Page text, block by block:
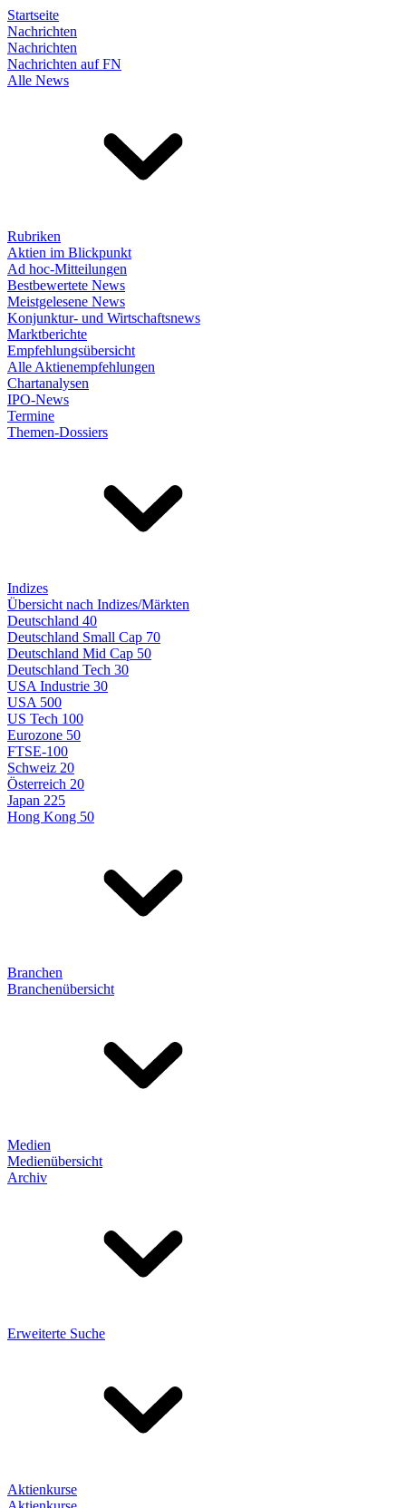
Startseite
Nachrichten
Nachrichten
Nachrichten auf FN
Alle News
Rubriken
Aktien im Blickpunkt
Ad hoc-Mitteilungen
Bestbewertete News
Meistgelesene News
Konjunktur- und Wirtschaftsnews
Marktberichte
Empfehlungsübersicht
Alle Aktienempfehlungen
Chartanalysen
IPO-News
Termine
Themen-Dossiers
Indizes
Übersicht nach Indizes/Märkten
Deutschland 40
Deutschland Small Cap 70
Deutschland Mid Cap 50
Deutschland Tech 30
USA Industrie 30
USA 500
US Tech 100
Eurozone 50
FTSE-100
Schweiz 20
Österreich 20
Japan 225
Hong Kong 50
Branchen
Branchenübersicht
Medien
Medienübersicht
Archiv
Erweiterte Suche
Aktienkurse